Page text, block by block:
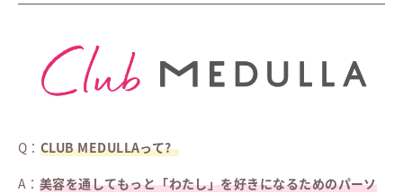
Q： CLUB MEDULLAって?
A： 美容を通してもっと「わたし」を好きになるためのパーソ